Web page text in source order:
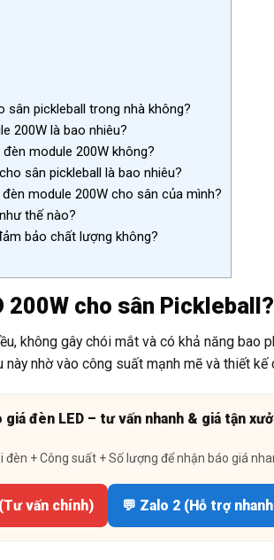
sân pickleball trong nhà không?
200W là bao nhiêu?
module 200W không?
sân pickleball là bao nhiêu?
module 200W cho sân của mình?
thế nào?
bảo chất lượng không?
200W cho sân Pickleball?
không gây chói mắt và có khả năng bao
nhờ vào công suất mạnh mẽ và thiết kế
giá đèn LED – tư vấn nhanh & giá tận
đèn + Công suất + Số lượng để nhận báo giá
vấn chính) 💬 Zalo 2 (Hỗ trợ